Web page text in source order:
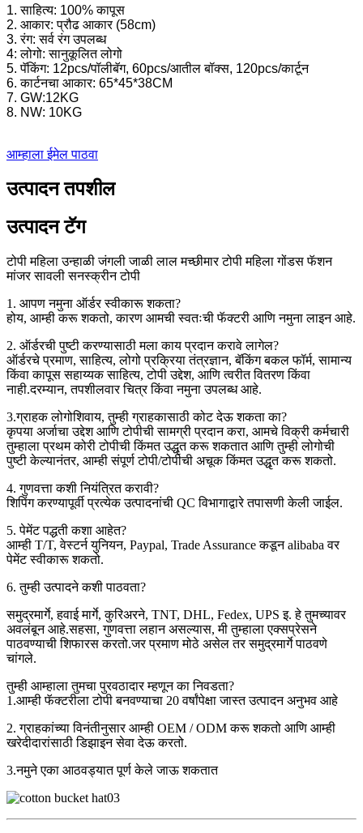
1. साहित्य: 100% कापूस
2. आकार: प्रौढ आकार (58cm)
3. रंग: सर्व रंग उपलब्ध
4: लोगो: सानुकूलित लोगो
5. पॅकिंग: 12pcs/पॉलीबॅग, 60pcs/आतील बॉक्स, 120pcs/कार्टून
6. कार्टनचा आकार: 65*45*38CM
7. GW:12KG
8. NW: 10KG
आम्हाला ईमेल पाठवा
उत्पादन तपशील
उत्पादन टॅग
टोपी महिला उन्हाळी जंगली जाळी लाल मच्छीमार टोपी महिला गोंडस फॅशन
मांजर सावली सनस्क्रीन टोपी
1. आपण नमुना ऑर्डर स्वीकारू शकता?
होय, आम्ही करू शकतो, कारण आमची स्वतःची फॅक्टरी आणि नमुना लाइन आहे.
2. ऑर्डरची पुष्टी करण्यासाठी मला काय प्रदान करावे लागेल?
ऑर्डरचे प्रमाण, साहित्य, लोगो प्रक्रिया तंत्रज्ञान, बॅकिंग बकल फॉर्म, सामान्य
किंवा कापूस सहाय्यक साहित्य, टोपी उद्देश, आणि त्वरीत वितरण किंवा
नाही.दरम्यान, तपशीलवार चित्र किंवा नमुना उपलब्ध आहे.
3.ग्राहक लोगोशिवाय, तुम्ही ग्राहकासाठी कोट देऊ शकता का?
कृपया अर्जाचा उद्देश आणि टोपीची सामग्री प्रदान करा, आमचे विक्री कर्मचारी
तुम्हाला प्रथम कोरी टोपीची किंमत उद्धृत करू शकतात आणि तुम्ही लोगोची
पुष्टी केल्यानंतर, आम्ही संपूर्ण टोपी/टोपीची अचूक किंमत उद्धृत करू शकतो.
4. गुणवत्ता कशी नियंत्रित करावी?
शिपिंग करण्यापूर्वी प्रत्येक उत्पादनांची QC विभागाद्वारे तपासणी केली जाईल.
5. पेमेंट पद्धती कशा आहेत?
आम्ही T/T, वेस्टर्न युनियन, Paypal, Trade Assurance कडून alibaba वर
पेमेंट स्वीकारू शकतो.
6. तुम्ही उत्पादने कशी पाठवता?
समुद्रमार्गे, हवाई मार्गे, कुरिअरने, TNT, DHL, Fedex, UPS इ. हे तुमच्यावर
अवलंबून आहे.सहसा, गुणवत्ता लहान असल्यास, मी तुम्हाला एक्सप्रेसने
पाठवण्याची शिफारस करतो.जर प्रमाण मोठे असेल तर समुद्रमार्गे पाठवणे
चांगले.
तुम्ही आम्हाला तुमचा पुरवठादार म्हणून का निवडता?
1.आम्ही फॅक्टरीला टोपी बनवण्याचा 20 वर्षांपेक्षा जास्त उत्पादन अनुभव आहे
2. ग्राहकांच्या विनंतीनुसार आम्ही OEM / ODM करू शकतो आणि आम्ही
खरेदीदारांसाठी डिझाइन सेवा देऊ करतो.
3.नमुने एका आठवड्यात पूर्ण केले जाऊ शकतात